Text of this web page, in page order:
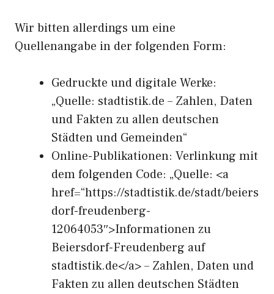
Wir bitten allerdings um eine
Quellenangabe in der folgenden Form:
Gedruckte und digitale Werke:
„Quelle: stadtistik.de – Zahlen, Daten
und Fakten zu allen deutschen
Städten und Gemeinden“
Online-Publikationen: Verlinkung mit
dem folgenden Code: „Quelle: <a
href=“https://stadtistik.de/stadt/beiers
dorf-freudenberg-
12064053″>Informationen zu
Beiersdorf-Freudenberg auf
stadtistik.de</a> – Zahlen, Daten und
Fakten zu allen deutschen Städten